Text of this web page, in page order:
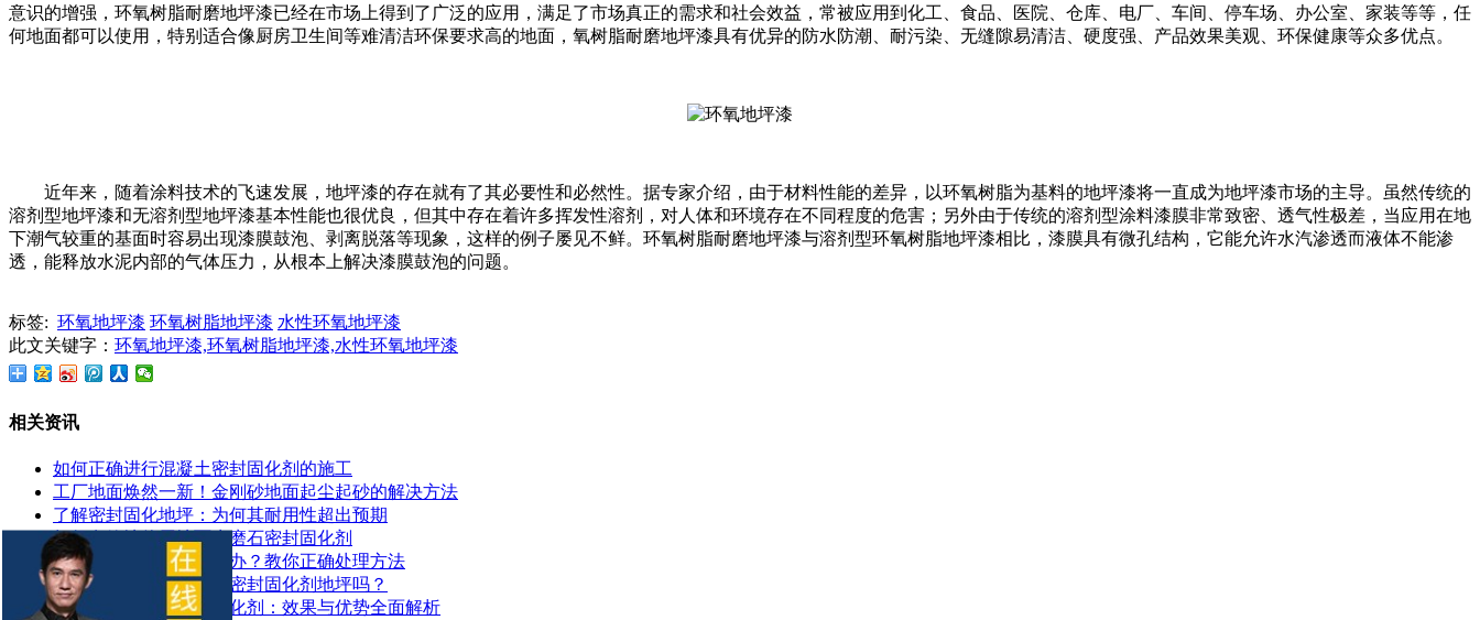
意识的增强，环氧树脂耐磨地坪漆已经在市场上得到了广泛的应用，满足了市场真正的需求和社会效益，常被应用到化工、食品、医院、仓库、电厂、车间、停车场、办公室、家装等等，任
何地面都可以使用，特别适合像厨房卫生间等难清洁环保要求高的地面，氧树脂耐磨地坪漆具有优异的防水防潮、耐污染、无缝隙易清洁、硬度强、产品效果美观、环保健康等众多优点。
近年来，随着涂料技术的飞速发展，地坪漆的存在就有了其必要性和必然性。据专家介绍，由于材料性能的差异，以环氧树脂为基料的地坪漆将一直成为地坪漆市场的主导。虽然传统的
溶剂型地坪漆和无溶剂型地坪漆基本性能也很优良，但其中存在着许多挥发性溶剂，对人体和环境存在不同程度的危害；另外由于传统的溶剂型涂料漆膜非常致密、透气性极差，当应用在地
下潮气较重的基面时容易出现漆膜鼓泡、剥离脱落等现象，这样的例子屡见不鲜。环氧树脂耐磨地坪漆与溶剂型环氧树脂地坪漆相比，漆膜具有微孔结构，它能允许水汽渗透而液体不能渗
透，能释放水泥内部的气体压力，从根本上解决漆膜鼓泡的问题。
标签: 环氧地坪漆 环氧树脂地坪漆 水性环氧地坪漆
此文关键字： 环氧地坪漆,环氧树脂地坪漆,水性环氧地坪漆
相关资讯
如何正确进行混凝土密封固化剂的施工
工厂地面焕然一新！金刚砂地面起尘起砂的解决方法
了解密封固化地坪：为何其耐用性超出预期
如何有效地使用地面水磨石密封固化剂
水泥地面起皮起砂怎么办？教你正确处理方法
地面潮湿可以做混凝土密封固化剂地坪吗？
探索锂基混凝土密封固化剂：效果与优势全面解析